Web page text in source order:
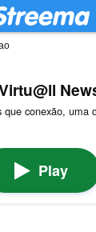
que conexão, uma
Play